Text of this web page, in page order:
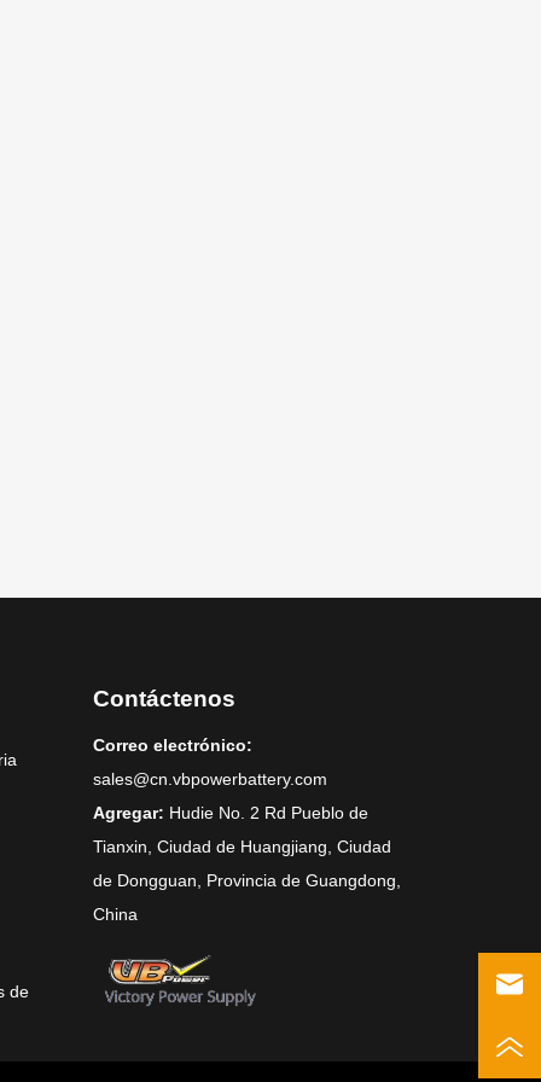
de
Contáctenos
Correo electrónico:
sales@cn.vbpowerbattery.com
Agregar: Hudie No. 2 Rd Pueblo de
Tianxin, Ciudad de Huangjiang, Ciudad
de Dongguan, Provincia de Guangdong,
China